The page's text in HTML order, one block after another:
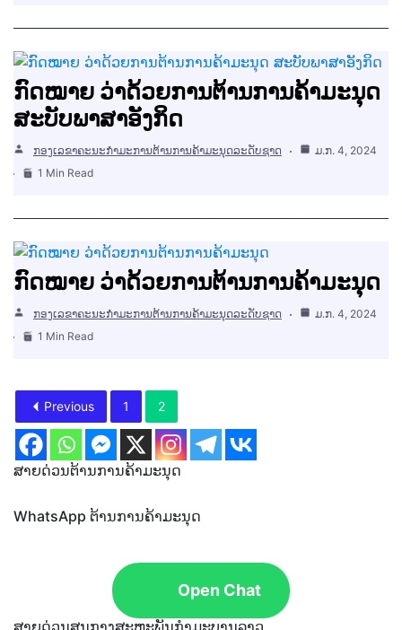
ກົດໝາຍ ວ່າດ້ວຍການຕ້ານການຄ້າມະນຸດ
ສະບັບພາສາອັງກິດ
ກອງເລຂາຄະນະກຳມະການຕ້ານການຄ້າມະນຸດລະດັບຊາດ
ມ.ກ. 4, 2024
1 Min Read
ກົດໝາຍ ວ່າດ້ວຍການຕ້ານການຄ້າມະນຸດ
ກອງເລຂາຄະນະກຳມະການຕ້ານການຄ້າມະນຸດລະດັບຊາດ
ມ.ກ. 4, 2024
1 Min Read
Previous 1 2
ສາຍດ່ວນຕ້ານການຄ້າມະນຸດ
WhatsApp ຕ້ານການຄ້າມະນຸດ
Open Chat
ສາຍດ່ວນສູນກາງສະຫະພັນກຳມະບານລາວ